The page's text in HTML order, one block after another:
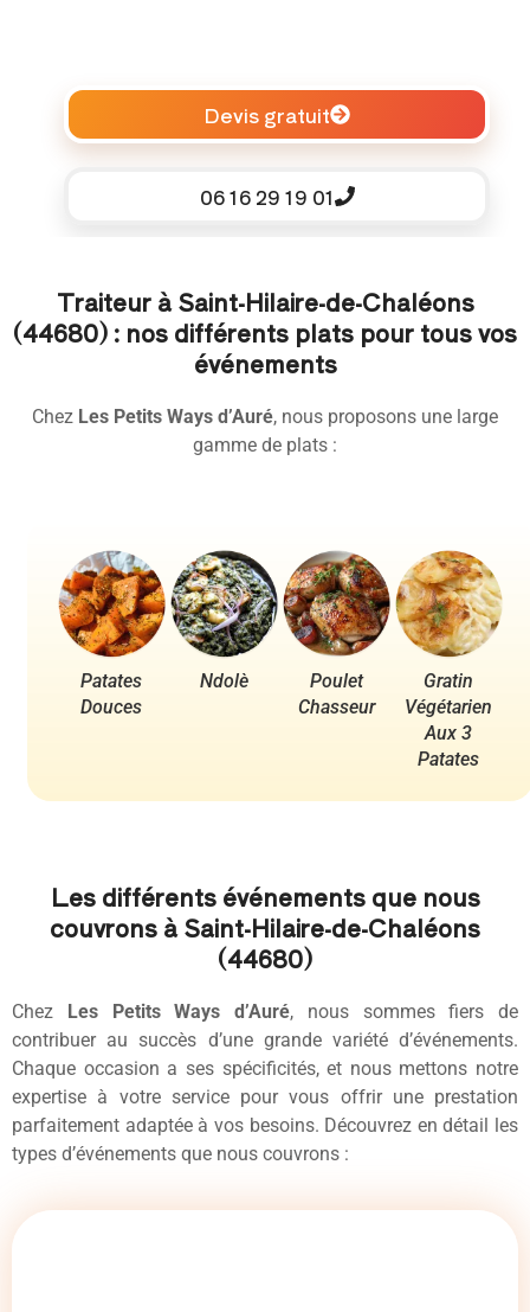
Devis gratuit
06 16 29 19 01
Traiteur à Saint-Hilaire-de-Chaléons
(44680) : nos différents plats pour tous vos
événements
Chez Les Petits Ways d’Auré, nous proposons une large
gamme de plats :
Patates
Douces
Ndolè
Poulet
Chasseur
Gratin
Végétarien
Aux 3
Patates
Les différents événements que nous
couvrons à Saint-Hilaire-de-Chaléons
(44680)
Chez Les Petits Ways d’Auré, nous sommes fiers de
contribuer au succès d’une grande variété d’événements.
Chaque occasion a ses spécificités, et nous mettons notre
expertise à votre service pour vous offrir une prestation
parfaitement adaptée à vos besoins. Découvrez en détail les
types d’événements que nous couvrons :